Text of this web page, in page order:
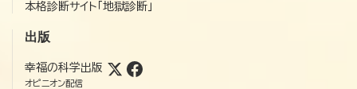
本格診断サイト「地獄診断」
出版
幸福の科学出版
オピニオン配信